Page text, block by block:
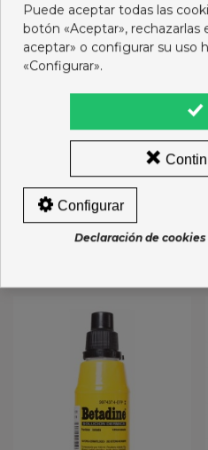
MG CA) 60
COMPRIMIDOS MAST
Añadir al carro
16 OTROS PRODUCTOS
Puede aceptar todas las
botón «Aceptar», rechazarlas
aceptar» o configurar su uso
«Configurar».
Configurar
Declaración de